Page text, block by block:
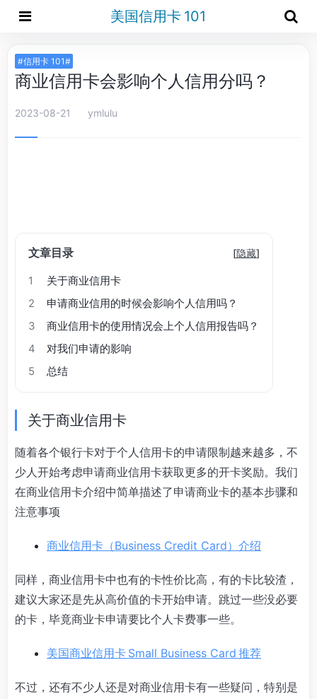
美国信用卡 101
#信用卡 101#
商业信用卡会影响个人信用分吗？
2023-08-21 ymlulu
文章目录 [隐藏]
1
关于商业信用卡
2
申请商业信用的时候会影响个人信用吗？
3
商业信用卡的使用情况会上个人信用报告吗？
4
对我们申请的影响
5
总结
关于商业信用卡
随着各个银行卡对于个人信用卡的申请限制越来越多，不
少人开始考虑申请商业信用卡获取更多的开卡奖励。我们
在商业信用卡介绍中简单描述了申请商业卡的基本步骤和
注意事项
商业信用卡（Business Credit Card）介绍
同样，商业信用卡中也有的卡性价比高，有的卡比较渣，
建议大家还是先从高价值的卡开始申请。跳过一些没必要
的卡，毕竟商业卡申请要比个人卡费事一些。
美国商业信用卡 Small Business Card 推荐
不过，还有不少人还是对商业信用卡有一些疑问，特别是